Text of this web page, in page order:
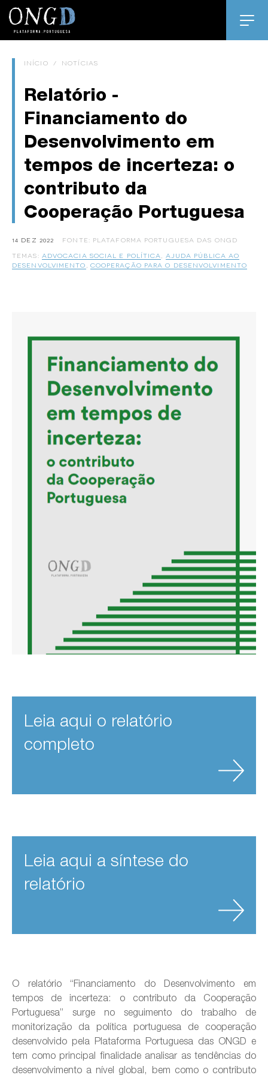
INÍCIO / NOTÍCIAS
Relatório -
Financiamento do
Desenvolvimento em
tempos de incerteza: o
contributo da
Cooperação Portuguesa
14 DEZ 2022
FONTE: PLATAFORMA PORTUGUESA DAS ONGD
TEMAS: ADVOCACIA SOCIAL E POLÍTICA
AJUDA PÚBLICA AO
DESENVOLVIMENTO
COOPERAÇÃO PARA O DESENVOLVIMENTO
Leia aqui o relatório
completo
Leia aqui a síntese do
relatório
O relatório “Financiamento do Desenvolvimento em
tempos de incerteza: o contributo da Cooperação
Portuguesa” surge no seguimento do trabalho de
monitorização da política portuguesa de cooperação
desenvolvido pela Plataforma Portuguesa das ONGD e
tem como principal finalidade analisar as tendências do
desenvolvimento a nível global, bem como o contributo